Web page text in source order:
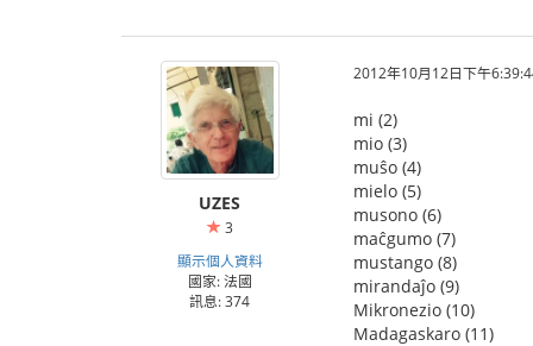
UZES
3
顯示個人資料
國家: 法國
訊息: 374
2012年10月12日下午
mi (2)
mio (3)
muŝo (4)
mielo (5)
musono (6)
maĉgumo (7)
mustango (8)
mirandaĵo (9)
Mikronezio (10)
Madagaskaro (11)